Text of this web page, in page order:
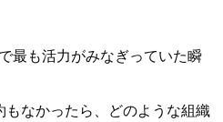
最も活力がみなぎっていた瞬
もなかったら、どのような組織